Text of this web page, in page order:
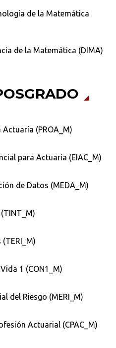
de la Matemática
de la Matemática (DIMA)
(PROA_M)
para Actuaría (EIAC_M)
de Datos (MEDA_M)
1 (CON1_M)
del Riesgo (MERI_M)
Actuarial (CPAC_M)